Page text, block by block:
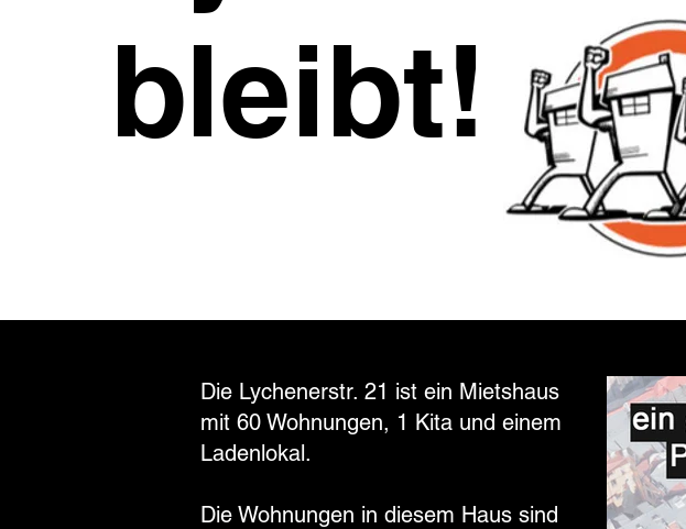
bleibt!
Die Lychenerstr. 21 ist ein Mietshaus
mit 60 Wohnungen, 1 Kita und einem
Ladenlokal.
Die Wohnungen in diesem Haus sind